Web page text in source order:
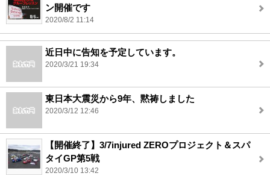
ン開催です
2020/8/2 11:14
近日中に告知を予定しています。
2020/3/21 19:34
東日本大震災から9年、黙祷しました
2020/3/12 12:46
【開催終了】3/7injured ZEROプロジェクト＆スパ
タイGP第5戦
2020/3/10 13:42